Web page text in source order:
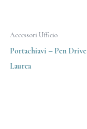
Accessori Ufficio
Portachiavi – Pen Drive
Laurea